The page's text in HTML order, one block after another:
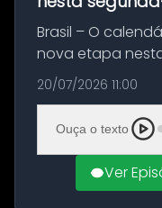
Brasil – O
nova etapa
início do período
partidárias. Até
federações
20/07/2026 11:00
Ouça o texto
Ver